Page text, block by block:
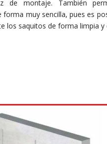
de montaje. También
muy sencilla, pues es
los saquitos de forma limpia y